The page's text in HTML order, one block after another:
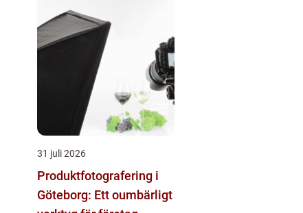
31 juli 2026
Produktfotografering i
Göteborg: Ett oumbärligt